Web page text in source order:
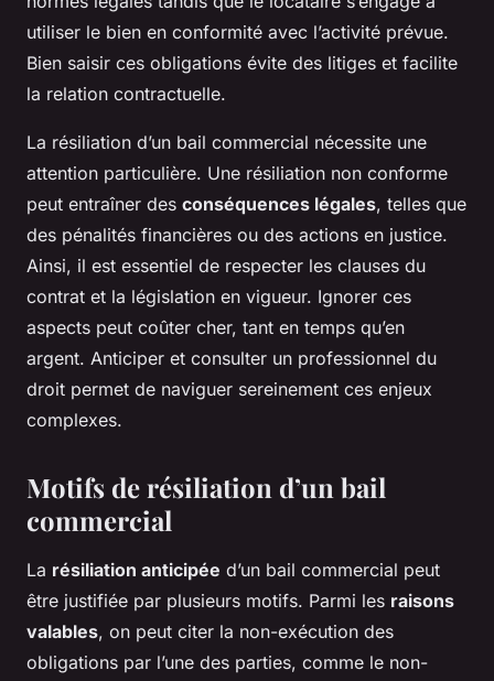
utiliser le bien en conformité avec l’activité prévue.
Bien saisir ces obligations évite des litiges et facilite
la relation contractuelle.
La résiliation d’un bail commercial nécessite une
attention particulière. Une résiliation non conforme
peut entraîner des conséquences légales, telles que
des pénalités financières ou des actions en justice.
Ainsi, il est essentiel de respecter les clauses du
contrat et la législation en vigueur. Ignorer ces
aspects peut coûter cher, tant en temps qu’en
argent. Anticiper et consulter un professionnel du
droit permet de naviguer sereinement ces enjeux
complexes.
Motifs de résiliation d’un bail
commercial
La résiliation anticipée d’un bail commercial peut
être justifiée par plusieurs motifs. Parmi les raisons
valables, on peut citer la non-exécution des
obligations par l’une des parties, comme le non-